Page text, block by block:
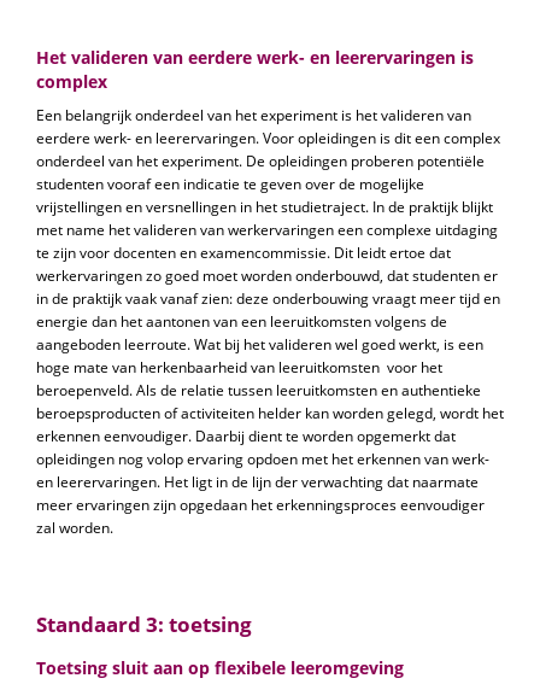
Het valideren van eerdere werk- en leerervaringen is
complex
Een belangrijk onderdeel van het experiment is het valideren van
eerdere werk- en leerervaringen. Voor opleidingen is dit een complex
onderdeel van het experiment. De opleidingen proberen potentiële
studenten vooraf een indicatie te geven over de mogelijke
vrijstellingen en versnellingen in het studietraject. In de praktijk blijkt
met name het valideren van werkervaringen een complexe uitdaging
te zijn voor docenten en examencommissie. Dit leidt ertoe dat
werkervaringen zo goed moet worden onderbouwd, dat studenten er
in de praktijk vaak vanaf zien: deze onderbouwing vraagt meer tijd en
energie dan het aantonen van een leeruitkomsten volgens de
aangeboden leerroute. Wat bij het valideren wel goed werkt, is een
hoge mate van herkenbaarheid van leeruitkomsten voor het
beroepenveld. Als de relatie tussen leeruitkomsten en authentieke
beroepsproducten of activiteiten helder kan worden gelegd, wordt het
erkennen eenvoudiger. Daarbij dient te worden opgemerkt dat
opleidingen nog volop ervaring opdoen met het erkennen van werk-
en leerervaringen. Het ligt in de lijn der verwachting dat naarmate
meer ervaringen zijn opgedaan het erkenningsproces eenvoudiger
zal worden.
Standaard 3: toetsing
Toetsing sluit aan op flexibele leeromgeving